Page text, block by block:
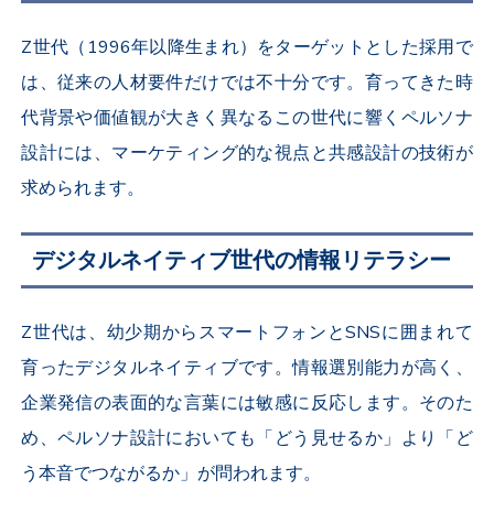
Z世代（1996年以降生まれ）をターゲットとした採用で
は、従来の人材要件だけでは不十分です。育ってきた時
代背景や価値観が大きく異なるこの世代に響くペルソナ
設計には、マーケティング的な視点と共感設計の技術が
求められます。
デジタルネイティブ世代の情報リテラシー
Z世代は、幼少期からスマートフォンとSNSに囲まれて
育ったデジタルネイティブです。情報選別能力が高く、
企業発信の表面的な言葉には敏感に反応します。そのた
め、ペルソナ設計においても「どう見せるか」より「ど
う本音でつながるか」が問われます。